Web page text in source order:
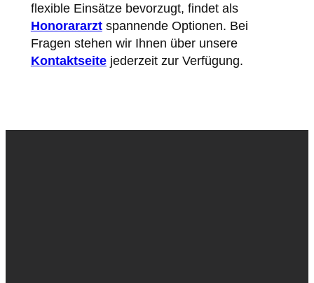
flexible Einsätze bevorzugt, findet als
Honorararztspannende Optionen. Bei
Fragen stehen wir Ihnen über unsere
Kontaktseitejederzeit zur Verfügung.